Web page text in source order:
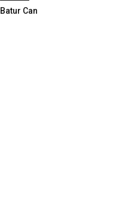
Batur Can